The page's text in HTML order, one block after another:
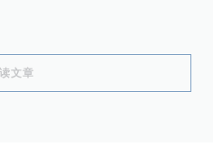
文章((在新窗口中打开))